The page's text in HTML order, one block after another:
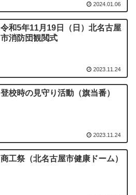
2024.01.06
令和5年11月19日（日）北名古屋
市消防団観閲式
2023.11.24
登校時の見守り活動（旗当番）
2023.11.24
商工祭（北名古屋市健康ドーム）